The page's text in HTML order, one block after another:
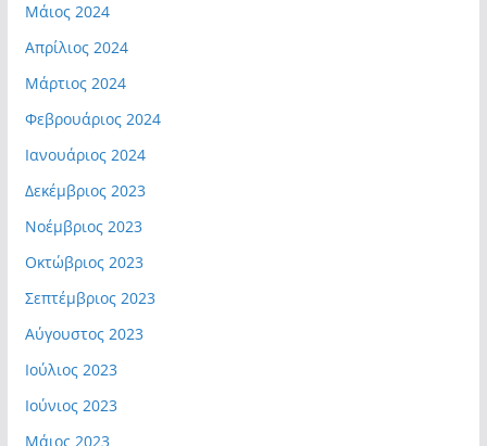
Μάιος 2024
Απρίλιος 2024
Μάρτιος 2024
Φεβρουάριος 2024
Ιανουάριος 2024
Δεκέμβριος 2023
Νοέμβριος 2023
Οκτώβριος 2023
Σεπτέμβριος 2023
Αύγουστος 2023
Ιούλιος 2023
Ιούνιος 2023
Μάιος 2023